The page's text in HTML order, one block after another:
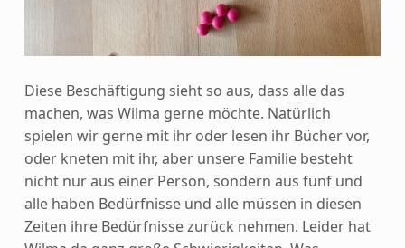
Diese Beschäftigung sieht so aus, dass alle das
machen, was Wilma gerne möchte. Natürlich
spielen wir gerne mit ihr oder lesen ihr Bücher vor,
oder kneten mit ihr, aber unsere Familie besteht
nicht nur aus einer Person, sondern aus fünf und
alle haben Bedürfnisse und alle müssen in diesen
Zeiten ihre Bedürfnisse zurück nehmen. Leider hat